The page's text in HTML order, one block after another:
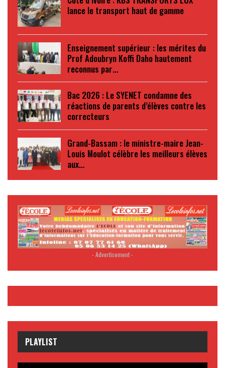
lance le transport haut de gamme
Enseignement supérieur : les mérites du
Prof Adoubryn Koffi Daho hautement
reconnus par…
Bac 2026 : Le SYENET condamne des
réactions de parents d’élèves contre les
correcteurs
Grand-Bassam : le ministre-maire Jean-
Louis Moulot célèbre les meilleurs élèves
aux…
- Advertisement -
PLAYLIST